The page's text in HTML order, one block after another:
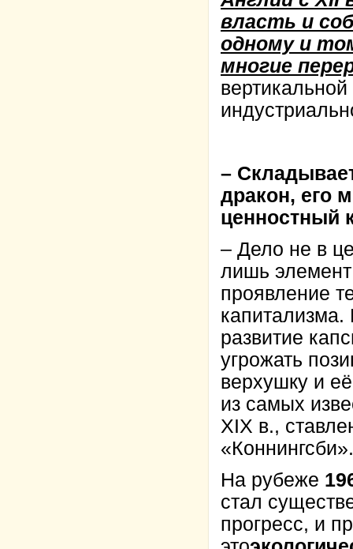
власть и
одному и
многие
–
дракон, его
ценностный
– Дело не в
лишь элемент
проявление
развитие
угрожать
верхушку и
из самых
XIX в.,
«Коннингсби».
На рубеже
стал
прогресс, и